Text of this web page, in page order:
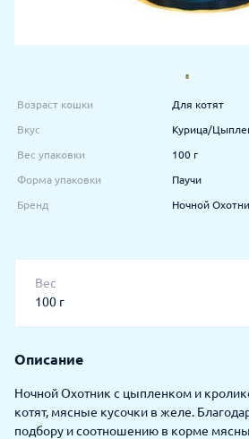
Возраст кошки Для котят
Вкус Курица/
Вес упаковки 100 г
Форма упаковки Паучи
Бренд Ночной
Вес
100 г
Описание
Ночной Охотник с цыпленком и
котят, мясные кусочки в желе.
подбору и соотношению в корме